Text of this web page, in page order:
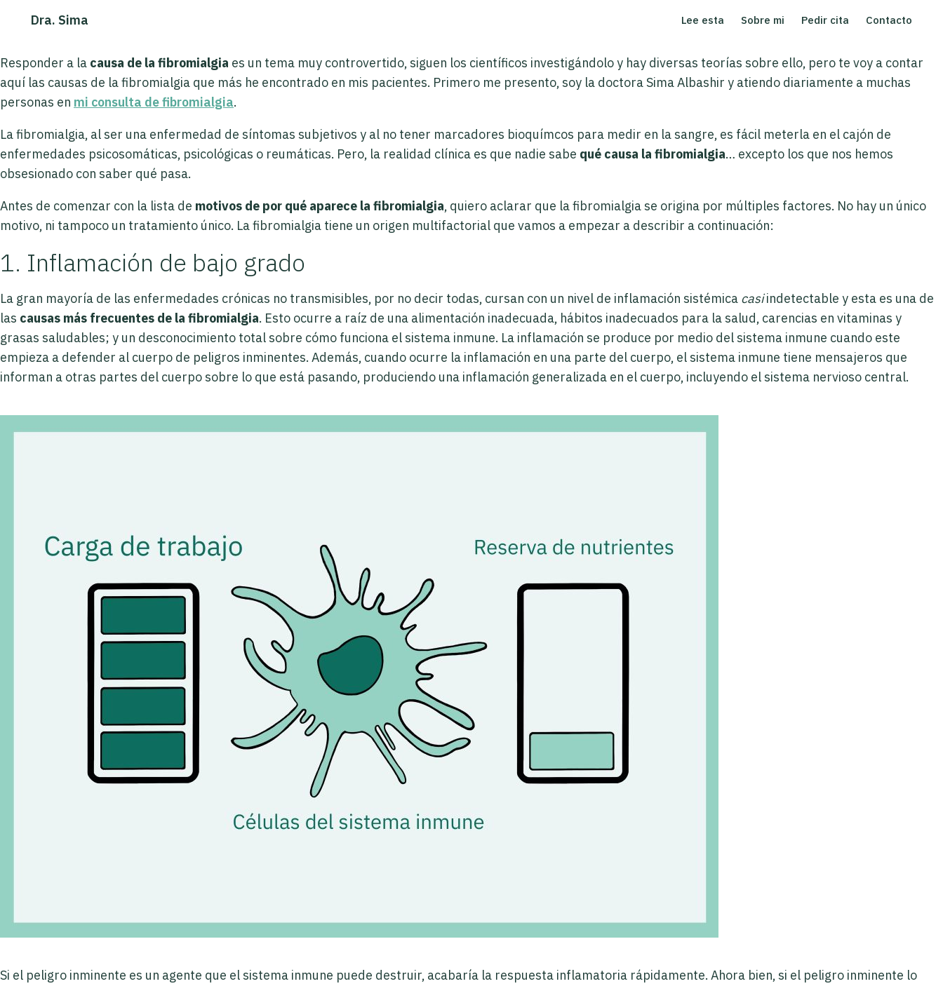
Dra. Sima Lee esta Sobre mi Pedir cita Contacto
Responder a la causa de la fibromialgia es un tema muy controvertido, siguen los científicos investigándolo y hay diversas teorías sobre ello, pero te voy a contar
aquí las causas de la fibromialgia que más he encontrado en mis pacientes. Primero me presento, soy la doctora Sima Albashir y atiendo diariamente a muchas
personas en mi consulta de fibromialgia.
La fibromialgia, al ser una enfermedad de síntomas subjetivos y al no tener marcadores bioquímcos para medir en la sangre, es fácil meterla en el cajón de
enfermedades psicosomáticas, psicológicas o reumáticas. Pero, la realidad clínica es que nadie sabe qué causa la fibromialgia… excepto los que nos hemos
obsesionado con saber qué pasa.
Antes de comenzar con la lista de motivos de por qué aparece la fibromialgia, quiero aclarar que la fibromialgia se origina por múltiples factores. No hay un único
motivo, ni tampoco un tratamiento único. La fibromialgia tiene un origen multifactorial que vamos a empezar a describir a continuación:
1. Inflamación de bajo grado
La gran mayoría de las enfermedades crónicas no transmisibles, por no decir todas, cursan con un nivel de inflamación sistémica casiindetectable y esta es una de
las causas más frecuentes de la fibromialgia. Esto ocurre a raíz de una alimentación inadecuada, hábitos inadecuados para la salud, carencias en vitaminas y
grasas saludables; y un desconocimiento total sobre cómo funciona el sistema inmune. La inflamación se produce por medio del sistema inmune cuando este
empieza a defender al cuerpo de peligros inminentes. Además, cuando ocurre la inflamación en una parte del cuerpo, el sistema inmune tiene mensajeros que
informan a otras partes del cuerpo sobre lo que está pasando, produciendo una inflamación generalizada en el cuerpo, incluyendo el sistema nervioso central.
Si el peligro inminente es un agente que el sistema inmune puede destruir, acabaría la respuesta inflamatoria rápidamente. Ahora bien, si el peligro inminente lo